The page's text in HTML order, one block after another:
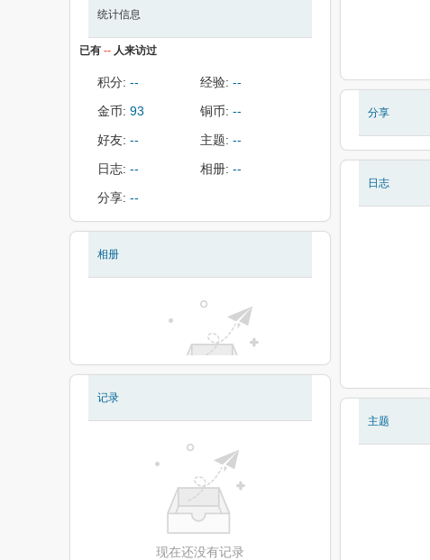
统计信息
已有 -- 人来访过
积分: -- 经验: --
金币: 93 铜币: --
好友: -- 主题: --
日志: -- 相册: --
分享: --
相册
记录
现在还没有记录
分享
日志
主题